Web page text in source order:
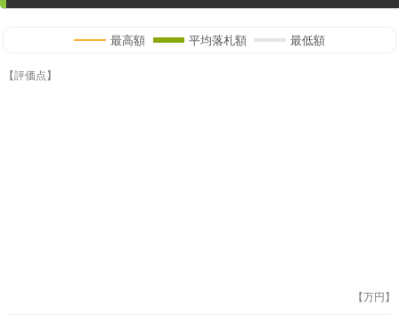
最高額 平均落札額 最低額
【評価点】
【万円】